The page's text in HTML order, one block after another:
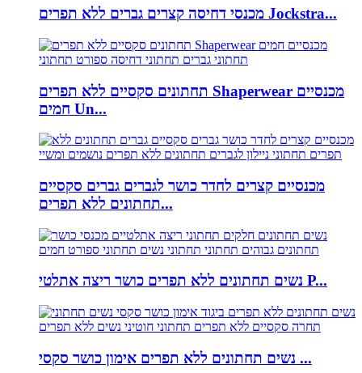
מכנסי דחיסה קצרים גברים ללא תפרים Jockstra...
תחתונים סקסיים ללא תפרים Shaperwear מכנסיים
חמים Un...
מכנסיים קצרים לחדר כושר לגברים גברים סקסיים
תחתונים ללא תפרים...
נשים תחתונים ללא תפרים כושר ריצה אתלטי P...
נשים תחתונים ללא תפרים אימון כושר סקסי ...